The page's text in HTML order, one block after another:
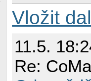
Vložit
11.5.
Re: